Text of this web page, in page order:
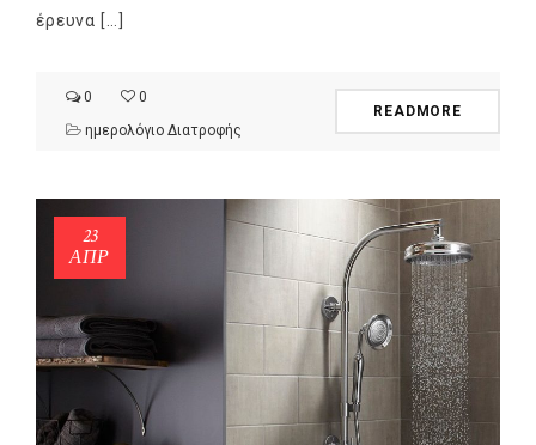
έρευνα […]
0
0
ημερολόγιο Διατροφής
READMORE
23
ΑΠΡ